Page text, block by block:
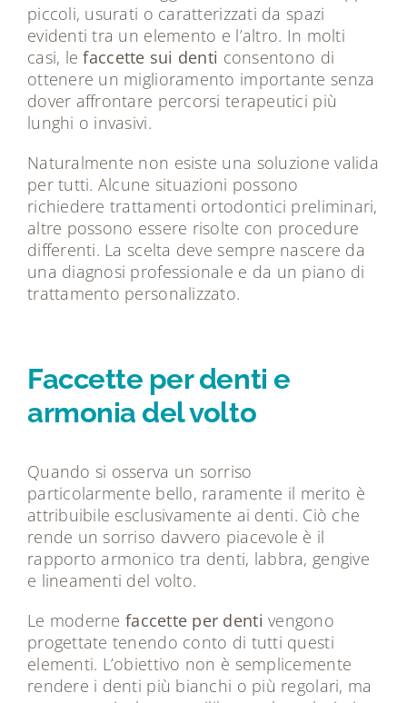
piccoli, usurati o caratterizzati da spazi
evidenti tra un elemento e l’altro. In molti
casi, lefaccette sui denti consentono di
ottenere un miglioramento importante senza
dover affrontare percorsi terapeutici più
lunghi o invasivi.
Naturalmente non esiste una soluzione valida
per tutti. Alcune situazioni possono
richiedere trattamenti ortodontici preliminari,
altre possono essere risolte con procedure
differenti. La scelta deve sempre nascere da
una diagnosi professionale e da un piano di
trattamento personalizzato.
Faccette per denti e
armonia del volto
Quando si osserva un sorriso
particolarmente bello, raramente il merito è
attribuibile esclusivamente ai denti. Ciò che
rende un sorriso davvero piacevole è il
rapporto armonico tra denti, labbra, gengive
e lineamenti del volto.
Le moderne faccette per denti vengono
progettate tenendo conto di tutti questi
elementi. L’obiettivo non è semplicemente
rendere i denti più bianchi o più regolari, ma